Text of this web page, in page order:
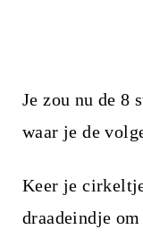
Je zou nu de 8
waar je de
Keer je
draadeindje